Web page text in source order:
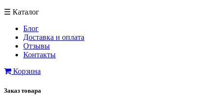
☰ Каталог
Блог
Доставка и оплата
Отзывы
Контакты
Корзина
Заказ товара